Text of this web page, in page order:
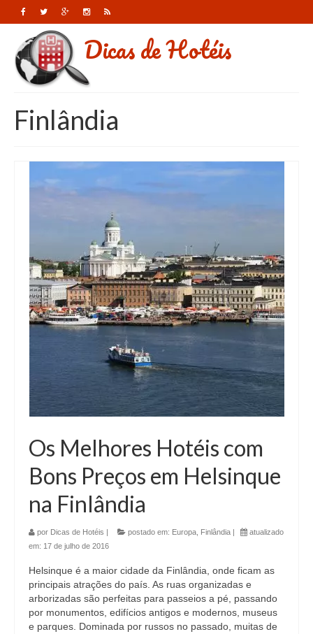
Dicas de Hotéis
Finlândia
Os Melhores Hotéis com
Bons Preços em Helsinque
na Finlândia
por Dicas de Hotéis | postado em: Europa Finlândia |
atualizado
em: 17 de julho de 2016
Helsinque é a maior cidade da Finlândia, onde ficam as
principais atrações do país. As ruas organizadas e
arborizadas são perfeitas para passeios a pé, passando
por monumentos, edifícios antigos e modernos, museus
e parques. Dominada por russos no passado, muitas de